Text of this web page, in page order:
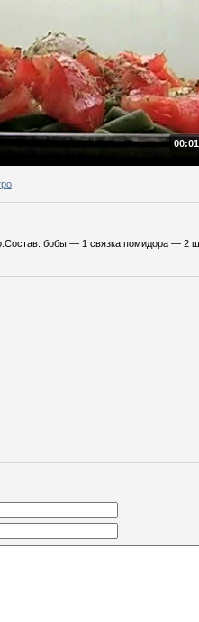
бобы — 1 связка;помидора —